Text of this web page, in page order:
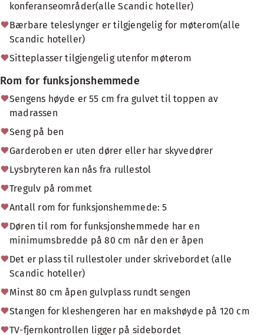
konferanseområder(alle Scandic hoteller)
Bærbare teleslynger er tilgjengelig for møterom(alle
Scandic hoteller)
Sitteplasser tilgjengelig utenfor møterom
Rom for funksjonshemmede
Sengens høyde er 55 cm fra gulvet til toppen av
madrassen
Seng på ben
Garderoben er uten dører eller har skyvedører
Lysbryteren kan nås fra rullestol
Tregulv på rommet
Antall rom for funksjonshemmede: 5
Døren til rom for funksjonshemmede har en
minimumsbredde på 80 cm når den er åpen
Det er plass til rullestoler under skrivebordet (alle
Scandic hoteller)
Minst 80 cm åpen gulvplass rundt sengen
Stangen for kleshengeren har en makshøyde på 120 cm
TV-fjernkontrollen ligger på sidebordet